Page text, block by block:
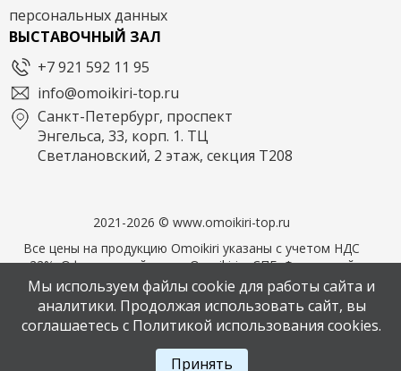
персональных данных
ВЫСТАВОЧНЫЙ ЗАЛ
+7 921 592 11 95
info@omoikiri-top.ru
Санкт-Петербург, проспект
Энгельса, 33, корп. 1. ТЦ
Светлановский, 2 этаж, секция Т208
2021-2026 © www.omoikiri-top.ru
Все цены на продукцию Omoikiri указаны с учетом НДС
22%. Официальный дилер Omoikiri в СПБ. Фирменный
магазин OMOIKIRI
Написать в мессенджер MAX
Мы используем файлы cookie для работы сайта и
аналитики. Продолжая использовать сайт, вы
соглашаетесь с Политикой использования cookies.
Принять